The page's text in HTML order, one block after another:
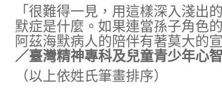
「很難得一見，用這樣深入淺出
默症是什麼。如果連當孫子角色
阿茲海默病人的陪伴有著莫大的
／臺灣精神專科及兒童青少年心
（以上依姓氏筆畫排序）